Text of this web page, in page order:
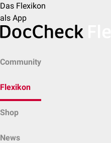
Das Flexikon
als App
Community
Flexikon
Shop
News